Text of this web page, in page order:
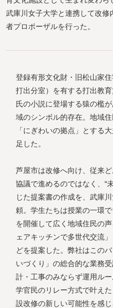
武庫川女子大学と連携して改
者プロポーザルを行った。
登録有形文化財・旧松山家
打出分室）を有する打出教
氏の小説に登場する猿の檻
域のシンボル的存在。地域
「にぎわいの拠点」とする
足した。
芦屋市は改修へ向け、従来
協議で進めるのではなく、“
じた提案書の作成を、武庫
頼。学生たちは授業の一環
を開催して広く地域住民の
ェアキッチンで多世代交流
どを提案した。弊社はこの
いづくり」の総合的な業務
計・工事のみならず運用ル
学官民のリレー方式で叶え
設改修の新しい可能性を感じ